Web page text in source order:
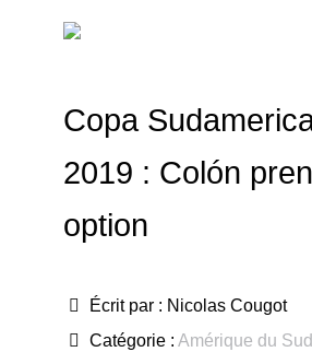
Copa
2019 : Colón
option
Écrit par : Nicolas Cougot
Catégorie : Amérique du Sud